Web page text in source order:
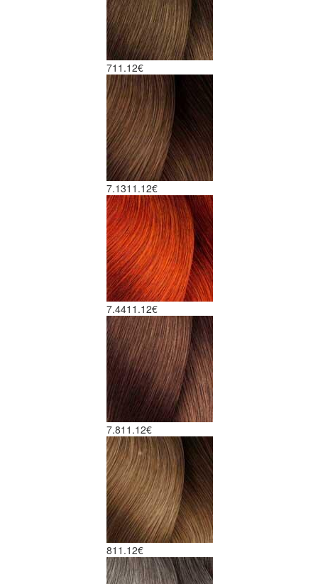
711.12€
7.1311.12€
7.4411.12€
7.811.12€
811.12€